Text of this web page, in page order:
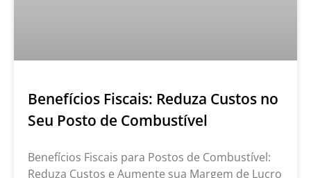
Benefícios Fiscais: Reduza Custos no
Seu Posto de Combustível
Benefícios Fiscais para Postos de Combustível:
Reduza Custos e Aumente sua Margem de Lucro